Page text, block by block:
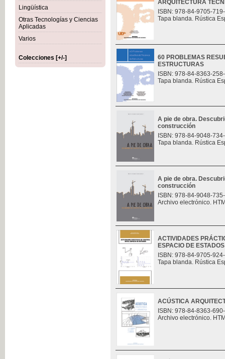
Lingüística
Otras Tecnologías y Ciencias
Aplicadas
Varios
Colecciones [+/-]
ARQUITECTURA
ISBN: 978-84-9705-
Tapa blanda. Rústica
60 PROBLEMAS
ESTRUCTURAS
ISBN: 978-84-8363-
Tapa blanda. Rústica
A pie de obra.
construcción
ISBN: 978-84-9048-
Tapa blanda. Rústica
A pie de obra.
construcción
ISBN: 978-84-9048-
Archivo electrónico.
ACTIVIDADES
ESPACIO DE ESTADOS
ISBN: 978-84-9705-
Tapa blanda. Rústica
ACÚSTICA
ISBN: 978-84-8363-
Archivo electrónico.